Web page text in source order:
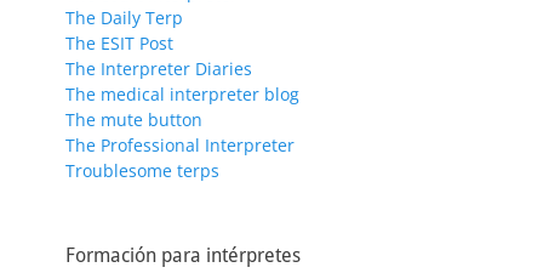
The Daily Terp
The ESIT Post
The Interpreter Diaries
The medical interpreter blog
The mute button
The Professional Interpreter
Troublesome terps
Formación para intérpretes